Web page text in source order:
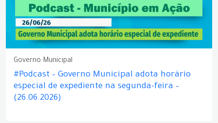
Governo Municipal
#Podcast – Governo Municipal adota horário
especial de expediente na segunda-feira –
(26.06.2026)